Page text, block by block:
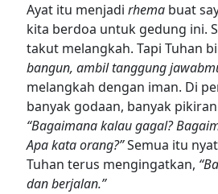
Ayat itu menjadi rhemabuat
kita berdoa untuk gedung ini.
takut melangkah. Tapi Tuhan
bangun, ambil tanggung
melangkah dengan iman. Di
banyak godaan, banyak
“Bagaimana kalau gagal?
Apa kata orang?”Semua itu
Tuhan terus mengingatkan,
dan berjalan.”